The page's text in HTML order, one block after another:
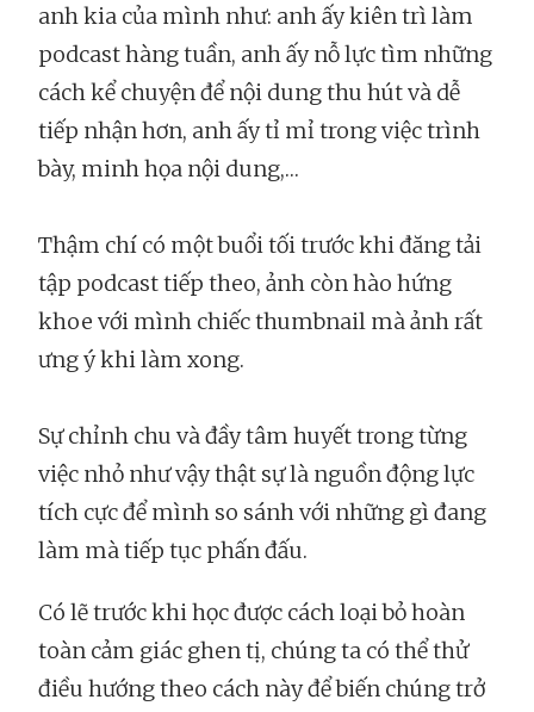
anh kia của mình như: anh ấy kiên trì làm
podcast hàng tuần, anh ấy nỗ lực tìm những
cách kể chuyện để nội dung thu hút và dễ
tiếp nhận hơn, anh ấy tỉ mỉ trong việc trình
bày, minh họa nội dung,…
Thậm chí có một buổi tối trước khi đăng tải
tập podcast tiếp theo, ảnh còn hào hứng
khoe với mình chiếc thumbnail mà ảnh rất
ưng ý khi làm xong.
Sự chỉnh chu và đầy tâm huyết trong từng
việc nhỏ như vậy thật sự là nguồn động lực
tích cực để mình so sánh với những gì đang
làm mà tiếp tục phấn đấu.
Có lẽ trước khi học được cách loại bỏ hoàn
toàn cảm giác ghen tị, chúng ta có thể thử
điều hướng theo cách này để biến chúng trở